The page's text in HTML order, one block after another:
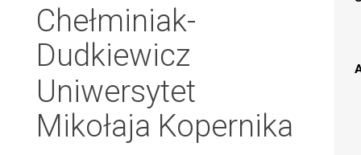
Chełminiak-
Dudkiewicz
Uniwersytet
Mikołaja Kopernika